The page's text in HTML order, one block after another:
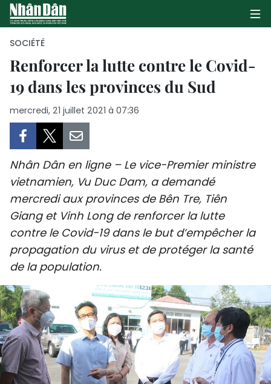
PAGE D'ACCUEIL
POLITIQUE
SOCIÉTÉ
CULTURE
TOURISME
ENVIRONNEMENT
SPORT
FRANCOPHONIE
PAYS NATAL
INTERNATIONAL
SOCIÉTÉ
Renforcer la lutte contre le Covid-
19 dans les provinces du Sud
mercredi, 21 juillet 2021 à 07:36
Nhân Dân en ligne – Le vice-Premier ministre
vietnamien, Vu Duc Dam, a demandé
mercredi aux provinces de Bên Tre, Tiên
Giang et Vinh Long de renforcer la lutte
contre le Covid-19 dans le but d’empêcher la
propagation du virus et de protéger la santé
de la population.